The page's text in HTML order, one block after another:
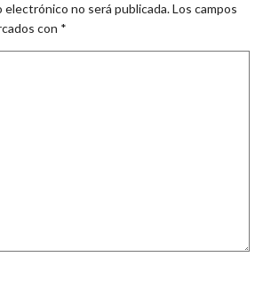
electrónico no será publicada.Los campos
con *